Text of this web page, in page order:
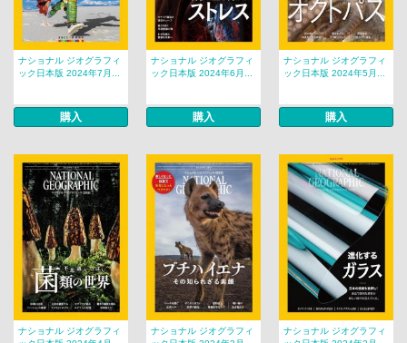
ナショナル ジオグラフィ
ック日本版 2024年7月...
購入
ナショナル ジオグラフィ
ック日本版 2024年6月...
購入
ナショナル ジオグラフィ
ック日本版 2024年5月...
購入
ナショナル ジオグラフィ
ナショナル ジオグラフィ
ナショナル ジオグラフィ